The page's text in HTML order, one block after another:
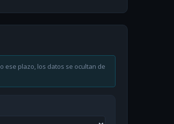
ese plazo, los datos se ocultan de